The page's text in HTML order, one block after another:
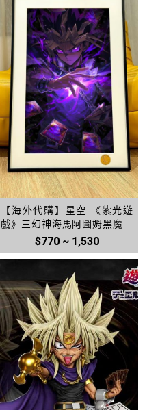
【海外代購】星空 《紫光遊
戲》三幻神海馬阿圖姆黑魔導
$770 ~ 1,530